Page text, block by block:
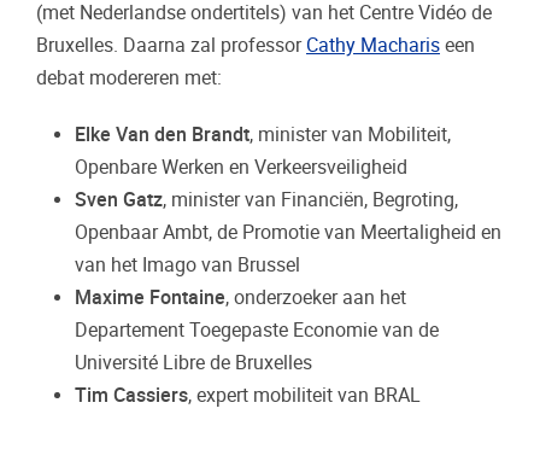
(met Nederlandse ondertitels) van het Centre Vidéo de
Bruxelles. Daarna zal professor Cathy Macharis een
debat modereren met:
Elke Van den Brandt, minister van Mobiliteit,
Openbare Werken en Verkeersveiligheid
Sven Gatz, minister van Financiën, Begroting,
Openbaar Ambt, de Promotie van Meertaligheid en
van het Imago van Brussel
Maxime Fontaine, onderzoeker aan het
Departement Toegepaste Economie van de
Université Libre de Bruxelles
Tim Cassiers, expert mobiliteit van BRAL